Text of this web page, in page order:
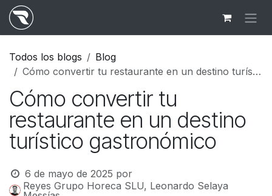
Ir al contenido
Todos los blogs
Blog
Cómo convertir tu restaurante en un destino turístico gastronómico
Cómo convertir tu
restaurante en un destino
turístico gastronómico
6 de mayo de 2025 por
Reyes Grupo Horeca SLU, Leonardo Selaya